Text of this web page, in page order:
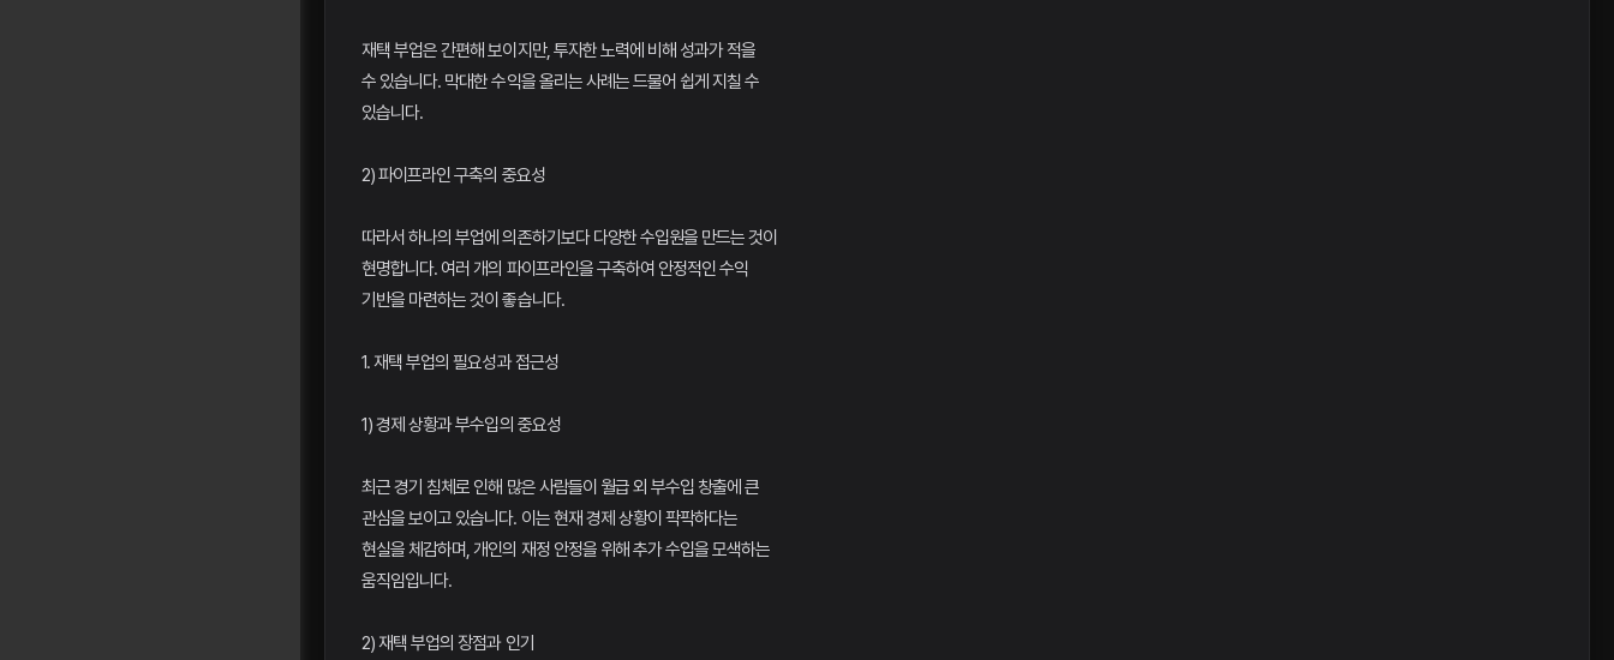
재택 부업은 간편해 보이지만, 투자한 노력에 비해 성과가 적을
수 있습니다. 막대한 수익을 올리는 사례는 드물어 쉽게 지칠 수
있습니다.
2) 파이프라인 구축의 중요성
따라서 하나의 부업에 의존하기보다 다양한 수입원을 만드는 것이
현명합니다. 여러 개의 파이프라인을 구축하여 안정적인 수익
기반을 마련하는 것이 좋습니다.
1. 재택 부업의 필요성과 접근성
1) 경제 상황과 부수입의 중요성
최근 경기 침체로 인해 많은 사람들이 월급 외 부수입 창출에 큰
관심을 보이고 있습니다. 이는 현재 경제 상황이 팍팍하다는
현실을 체감하며, 개인의 재정 안정을 위해 추가 수입을 모색하는
움직임입니다.
2) 재택 부업의 장점과 인기